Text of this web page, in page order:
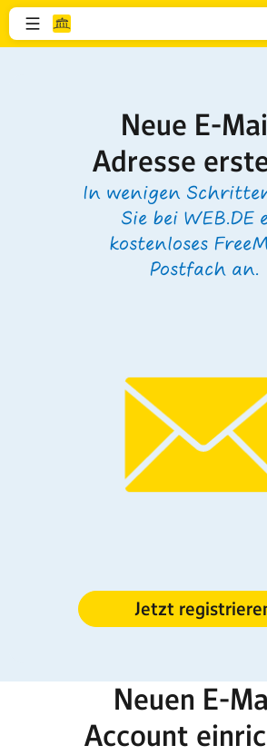
Neue E-
Adresse
In wenigen
Sie bei WEB.DE
kostenloses
Postfach an.
Jetzt
Neuen E-
Account